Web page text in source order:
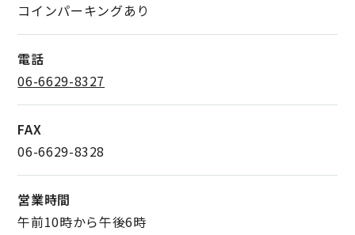
コインパーキングあり
電話
06-6629-8327
FAX
06-6629-8328
営業時間
午前10時から午後6時